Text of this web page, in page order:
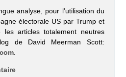
analyse, pour l’utilisation du
électorale US par Trump et
les articles totalement neutres
de David Meerman Scott: